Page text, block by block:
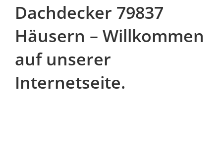
Dachdecker 79837
Häusern – Willkommen
auf unserer
Internetseite.